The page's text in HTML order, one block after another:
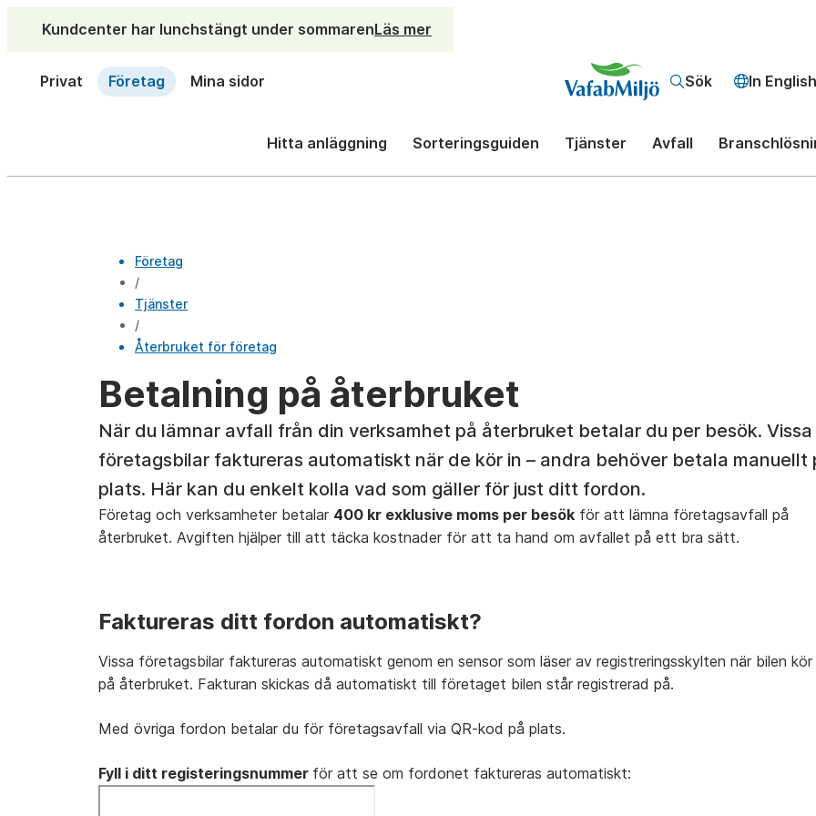
Kundcenter har lunchstängt under sommarenLäs mer
Privat Företag Mina sidor Sök In English
Hitta anläggning Sorteringsguiden Tjänster Avfall
Företag
/
Tjänster
/
Återbruket för företag
Betalning på återbruket
När du lämnar avfall från din verksamhet på återbruket betalar du per besök. Vissa
företagsbilar faktureras automatiskt när de kör in – andra behöver betala manuellt
plats. Här kan du enkelt kolla vad som gäller för just ditt fordon.
Företag och verksamheter betalar 400 kr exklusive moms per besök för att lämna företagsavfall på
återbruket. Avgiften hjälper till att täcka kostnader för att ta hand om avfallet på ett bra sätt.
Faktureras ditt fordon automatiskt?
Vissa företagsbilar faktureras automatiskt genom en sensor som läser av registreringsskylten när bilen kör
på återbruket. Fakturan skickas då automatiskt till företaget bilen står registrerad på.
Med övriga fordon betalar du för företagsavfall via QR-kod på plats.
Fyll i ditt registeringsnummer för att se om fordonet faktureras automatiskt: